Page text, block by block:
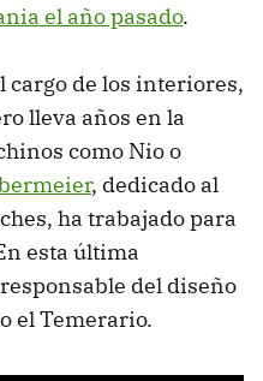
el año pasado.
cargo de los interiores,
lleva años en la
como Nio o
, dedicado al
ha trabajado para
esta última
del diseño
el Temerario.